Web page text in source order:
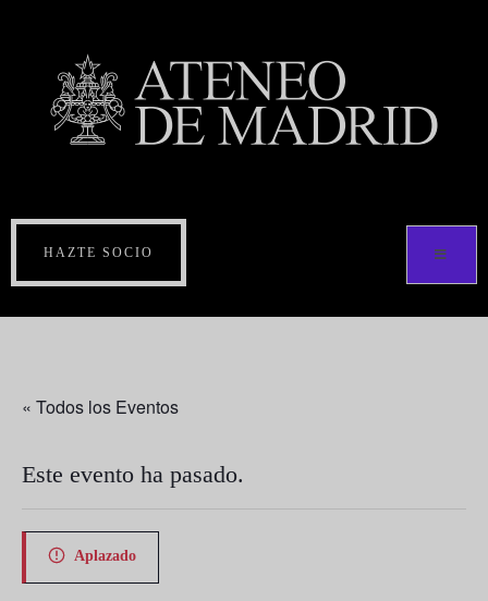
HAZTE SOCIO
« Todos los Eventos
Este evento ha pasado.
Aplazado